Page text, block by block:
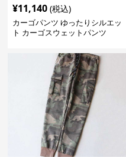
¥11,140 (税込)
カーゴパンツ ゆったりシルエッ
ト カーゴスウェットパンツ